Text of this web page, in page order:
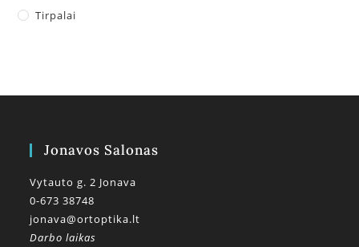
Tirpalai
Jonavos Salonas
Vytauto g. 2 Jonava
0-673 38748
jonava@ortoptika.lt
Darbo laikas